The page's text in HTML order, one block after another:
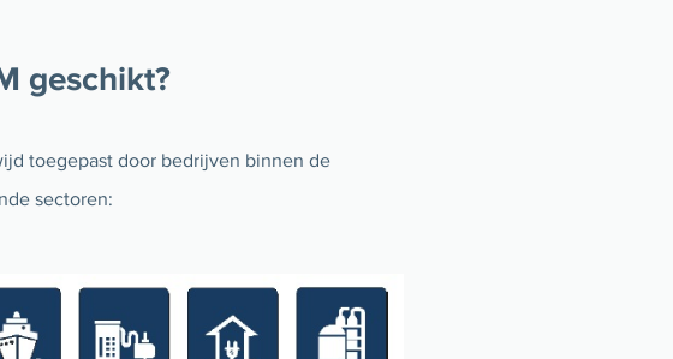
geschikt?
toegepast door bedrijven binnen de
sectoren: